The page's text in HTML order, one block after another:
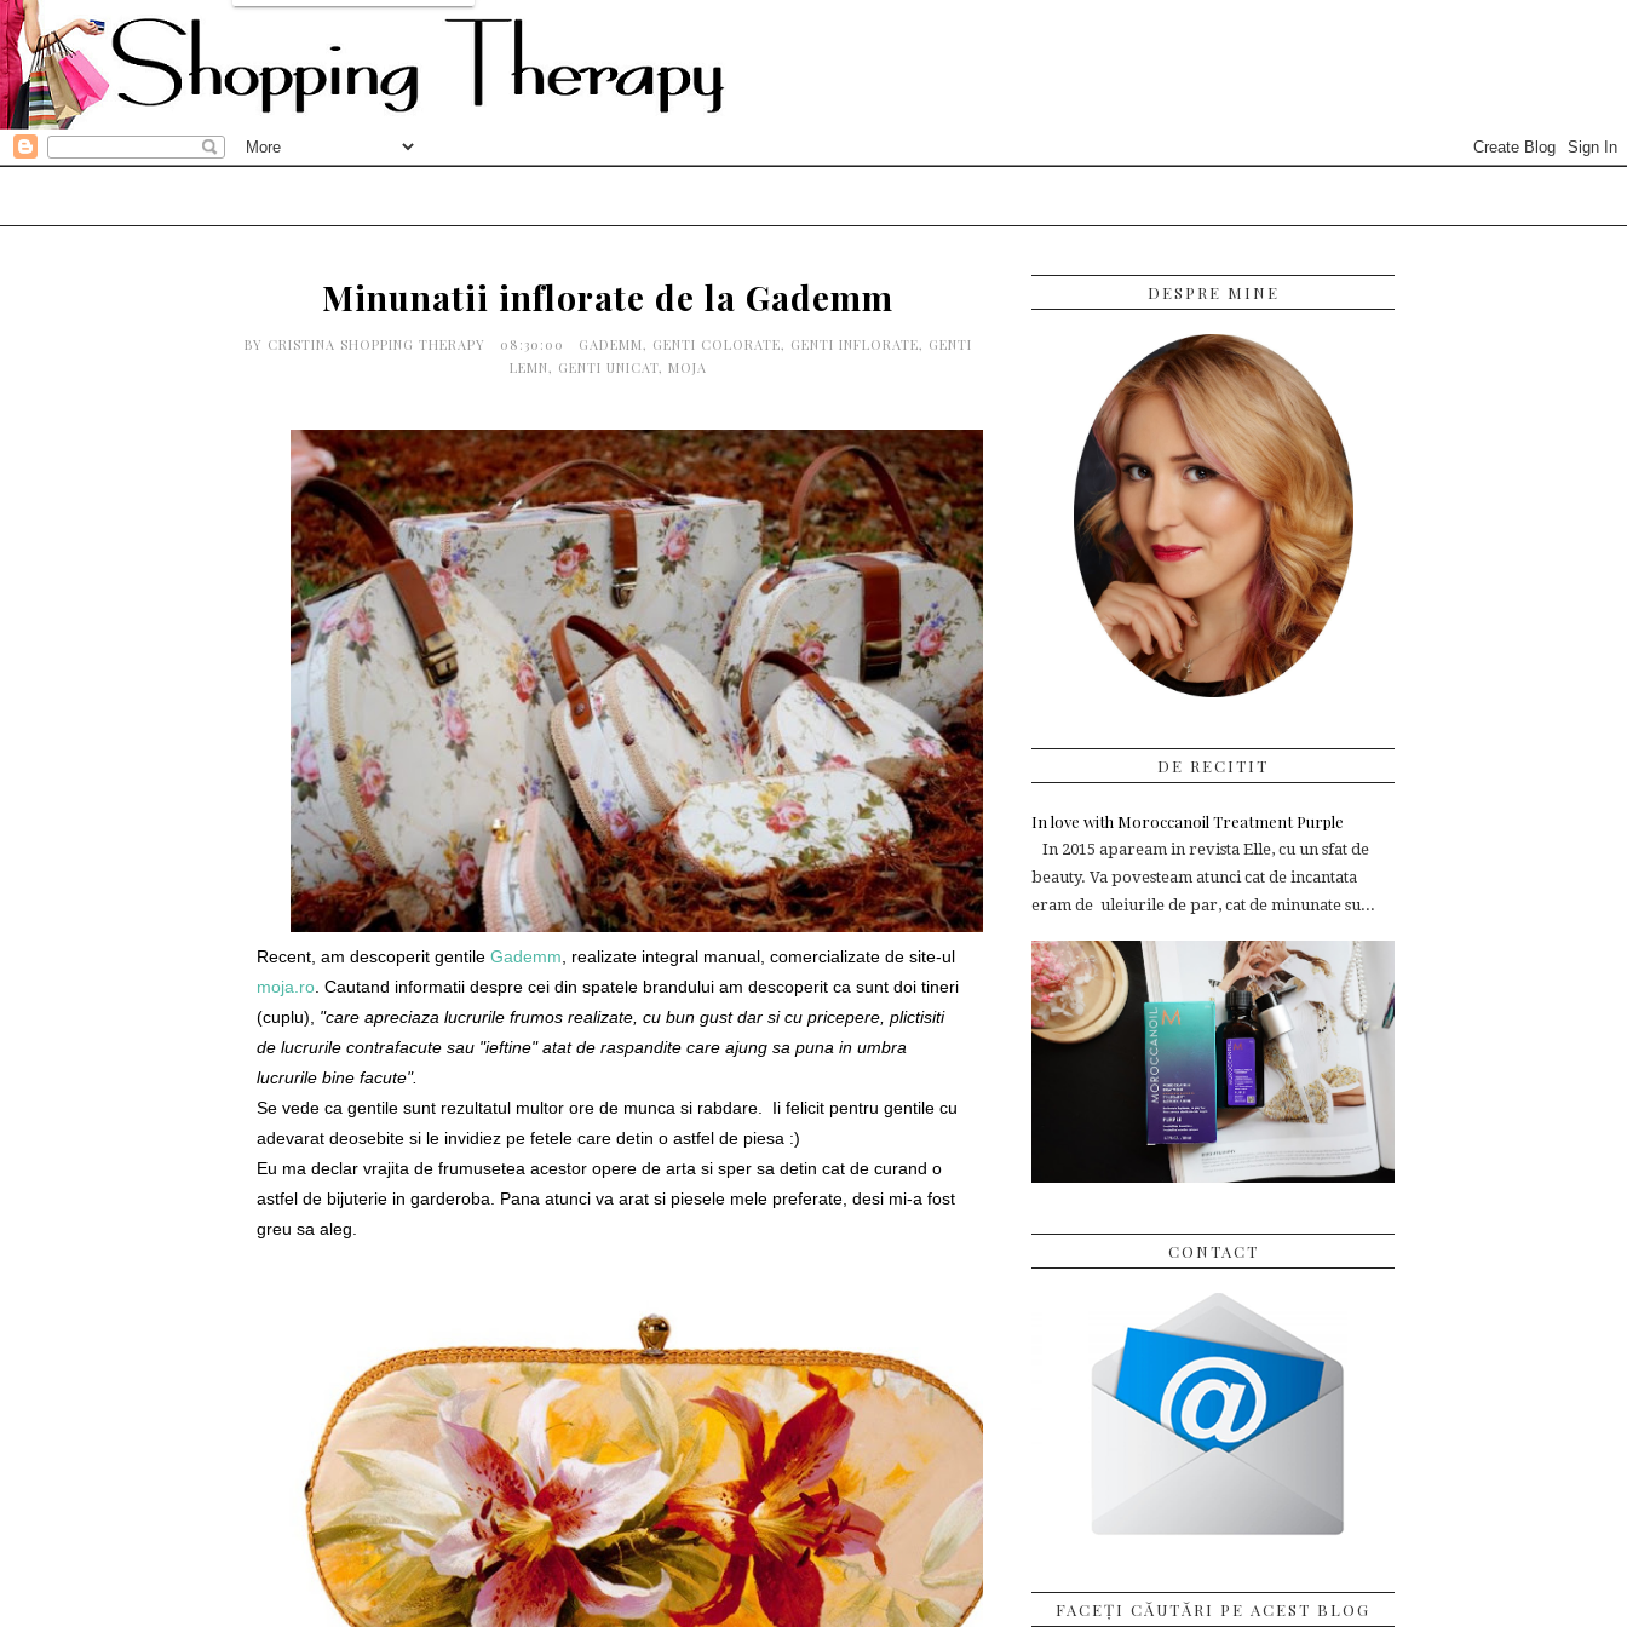
Minunatii inflorate de la Gademm
BY CRISTINA SHOPPING THERAPY 08:30:00 GADEMM, GENTI COLORATE, GENTI INFLORATE, GENTI
LEMN, GENTI UNICAT, MOJA
Recent, am descoperit gentile Gademm , realizate integral manual, comercializate de site-ul
moja.ro . Cautand informatii despre cei din spatele brandului am descoperit ca sunt doi tineri
(cuplu), "care apreciaza lucrurile frumos realizate, cu bun gust dar si cu pricepere, plictisiti
de lucrurile contrafacute sau "ieftine" atat de raspandite care ajung sa puna in umbra
lucrurile bine facute".
Se vede ca gentile sunt rezultatul multor ore de munca si rabdare. Ii felicit pentru gentile cu
adevarat deosebite si le invidiez pe fetele care detin o astfel de piesa :)
Eu ma declar vrajita de frumusetea acestor opere de arta si sper sa detin cat de curand o
astfel de bijuterie in garderoba. Pana atunci va arat si piesele mele preferate, desi mi-a fost
greu sa aleg.
DESPRE MINE
DE RECITIT
In love with Moroccanoil Treatment Purple
In 2015 apaream in revista Elle, cu un sfat de
beauty. Va povesteam atunci cat de incantata
eram de uleiurile de par, cat de minunate su...
CONTACT
FACEȚI CĂUTĂRI PE ACEST BLOG